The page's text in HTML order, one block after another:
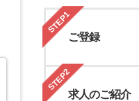
STEP1
ご登録
STEP2
求人のご紹介